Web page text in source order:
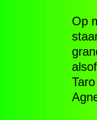
Op